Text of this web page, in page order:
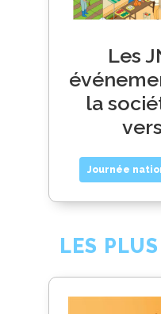
Les
la
Journée
LES